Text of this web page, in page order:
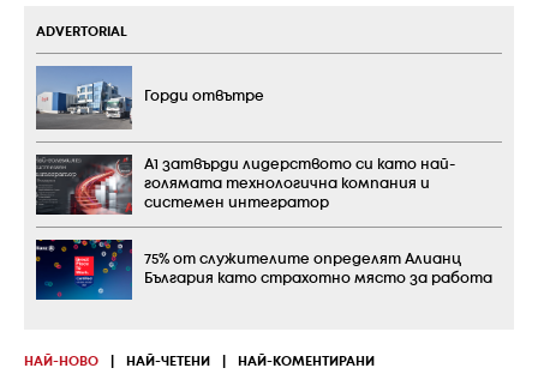
НАЙ-НОВО НАЙ-ЧЕТЕНИ НАЙ-КОМЕНТИРАНИ
ADVERTORIAL
Горди отвътре
А1 затвърди лидерството си като най-
голямата технологична компания и
системен интегратор
75% от служителите определят Алианц
България като страхотно място за работа